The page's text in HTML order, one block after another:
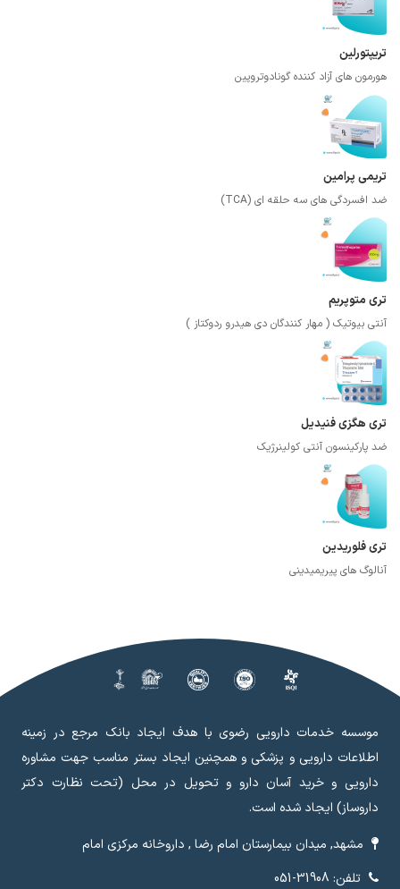
تریپتورلین
هورمون های آزاد کننده گونادوتروپین
تریمی پرامین
ضد افسردگی های سه حلقه ای (TCA)
تری متوپریم
آنتی بیوتیک ( مهار کنندگان دی هیدرو ردوکتاز )
تری هگزی فنیدیل
ضد پارکینسون آنتی کولینرژیک
تری فلوریدین
آنالوگ های پیریمیدینی
موسسه خدمات دارویی رضوی با هدف ایجاد بانک مرجع در زمینه
اطلاعات دارویی و پزشکی و همچنین ایجاد بستر مناسب جهت مشاوره
دارویی و خرید آسان دارو و تحویل در محل (تحت نظارت دکتر
داروساز) ایجاد شده است.
مشهد, میدان بیمارستان امام رضا , داروخانه مرکزی امام
تلفن: 31908-051